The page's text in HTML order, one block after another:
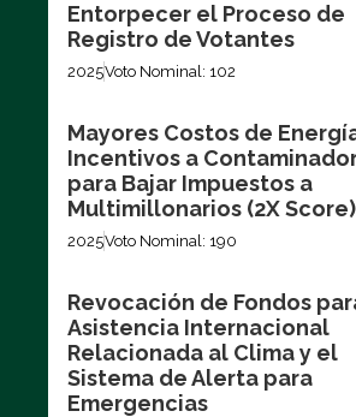
Exportar los datos (CSV)
Entorpecer el Proceso de
Registro de Votantes
2025Voto Nominal: 102
Mayores Costos de
Incentivos a
para Bajar Impuestos a
Multimillonarios (2X Score)
2025Voto Nominal: 190
Revocación de Fondos
Asistencia Internacional
Relacionada al Clima y el
Sistema de Alerta para
Emergencias